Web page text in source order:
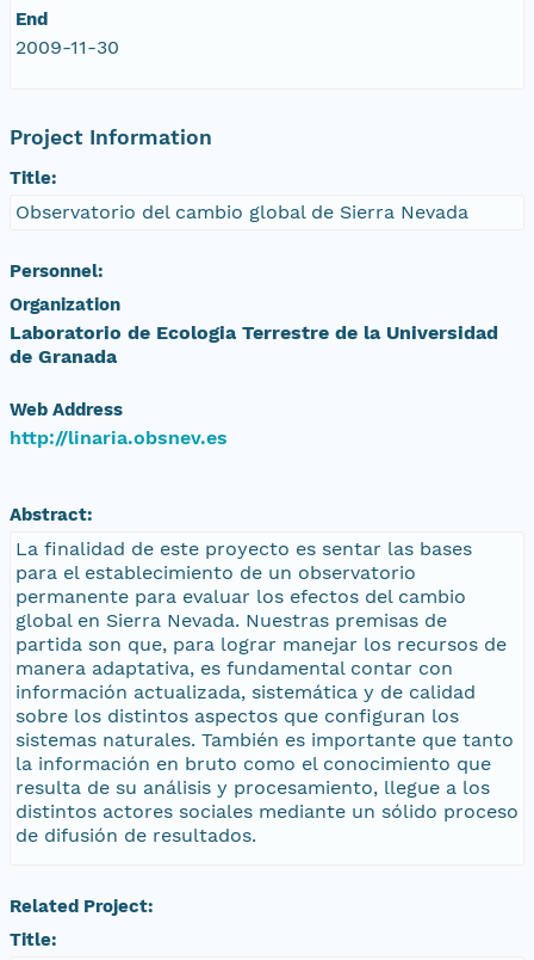
End
2009-11-30
Project Information
Title:
Observatorio del cambio global de Sierra Nevada
Personnel:
Organization
Laboratorio de Ecologia Terrestre de la Universidad
de Granada
Web Address
http://linaria.obsnev.es
Abstract:
La finalidad de este proyecto es sentar las bases
para el establecimiento de un observatorio
permanente para evaluar los efectos del cambio
global en Sierra Nevada. Nuestras premisas de
partida son que, para lograr manejar los recursos de
manera adaptativa, es fundamental contar con
información actualizada, sistemática y de calidad
sobre los distintos aspectos que configuran los
sistemas naturales. También es importante que tanto
la información en bruto como el conocimiento que
resulta de su análisis y procesamiento, llegue a los
distintos actores sociales mediante un sólido proceso
de difusión de resultados.
Related Project:
Title: